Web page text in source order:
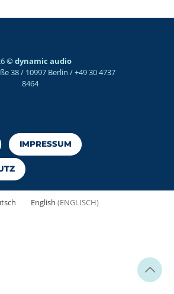
© dynamic audio
38 / 10997 Berlin / +49 30 4737
8464
IMPRESSUM
English (ENGLISCH)